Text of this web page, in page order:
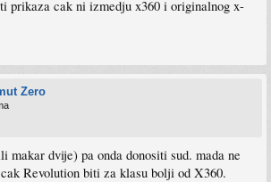
prikaza cak ni izmedju x360 i originalnog x-
Zero
makar dvije) pa onda donositi sud. mada ne
Revolution biti za klasu bolji od X360.